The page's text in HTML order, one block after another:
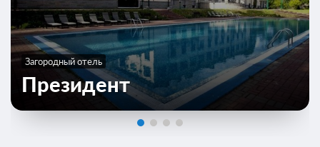
Загородный отель
Президент